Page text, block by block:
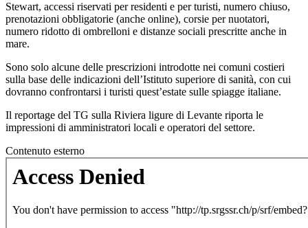
Stewart, accessi riservati per residenti e per turisti, numero chiuso,
prenotazioni obbligatorie (anche online), corsie per nuotatori,
numero ridotto di ombrelloni e distanze sociali prescritte anche in
mare.
Sono solo alcune delle prescrizioni introdotte nei comuni costieri
sulla base delle indicazioni dell’Istituto superiore di sanità, con cui
dovranno confrontarsi i turisti quest’estate sulle spiagge italiane.
Il reportage del TG sulla Riviera ligure di Levante riporta le
impressioni di amministratori locali e operatori del settore.
Contenuto esterno